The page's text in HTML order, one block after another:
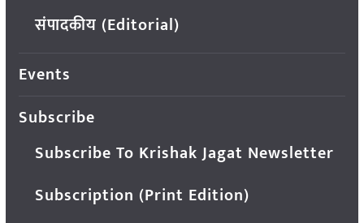
संपादकीय (Editorial)
Events
Subscribe
Subscribe To Krishak Jagat Newsletter
Subscription (Print Edition)